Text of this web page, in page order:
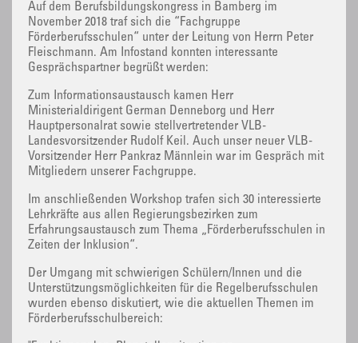
Auf dem Berufsbildungskongress in Bamberg im
November 2018 traf sich die “Fachgruppe
Förderberufsschulen“ unter der Leitung von Herrn Peter
Fleischmann. Am Infostand konnten interessante
Gesprächspartner begrüßt werden:
Zum Informationsaustausch kamen Herr
Ministerialdirigent German Denneborg und Herr
Hauptpersonalrat sowie stellvertretender VLB-
Landesvorsitzender Rudolf Keil. Auch unser neuer VLB-
Vorsitzender Herr Pankraz Männlein war im Gespräch mit
Mitgliedern unserer Fachgruppe.
Im anschließenden Workshop trafen sich 30 interessierte
Lehrkräfte aus allen Regierungsbezirken zum
Erfahrungsaustausch zum Thema „Förderberufsschulen in
Zeiten der Inklusion“.
Der Umgang mit schwierigen Schülern/Innen und die
Unterstützungsmöglichkeiten für die Regelberufsschulen
wurden ebenso diskutiert, wie die aktuellen Themen im
Förderberufsschulbereich: